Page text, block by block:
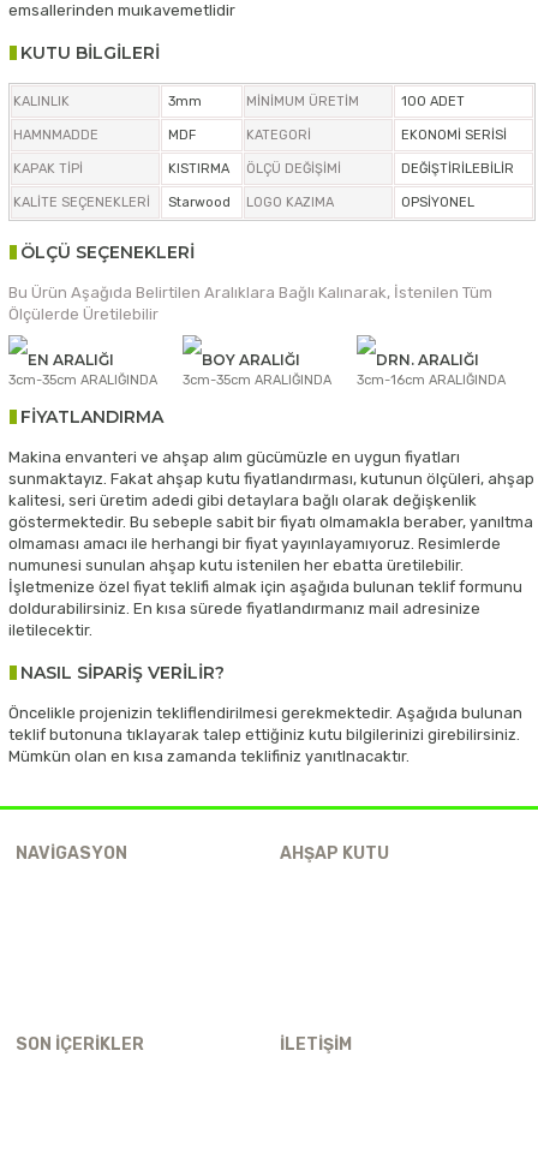
emsallerinden muıkavemetlidir
KUTU BİLGİLERİ
KALINLIK 3mm MİNİMUM ÜRETİM 100 ADET
HAMNMADDE MDF KATEGORİ EKONOMİ SERİSİ
KAPAK TİPİ KISTIRMA ÖLÇÜ DEĞİŞİMİ DEĞİŞTİRİLEBİLİR
KALİTE SEÇENEKLERİ Starwood LOGO KAZIMA OPSİYONEL
ÖLÇÜ SEÇENEKLERİ
Bu Ürün Aşağıda Belirtilen Aralıklara Bağlı Kalınarak, İstenilen Tüm
Ölçülerde Üretilebilir
EN ARALIĞI
3cm-35cm ARALIĞINDA
BOY ARALIĞI
3cm-35cm ARALIĞINDA
DRN. ARALIĞI
3cm-16cm ARALIĞINDA
FİYATLANDIRMA
Makina envanteri ve ahşap alım gücümüzle en uygun fiyatları
sunmaktayız. Fakat ahşap kutu fiyatlandırması, kutunun ölçüleri, ahşap
kalitesi, seri üretim adedi gibi detaylara bağlı olarak değişkenlik
göstermektedir. Bu sebeple sabit bir fiyatı olmamakla beraber, yanıltma
olmaması amacı ile herhangi bir fiyat yayınlayamıyoruz. Resimlerde
numunesi sunulan ahşap kutu istenilen her ebatta üretilebilir.
İşletmenize özel fiyat teklifi almak için aşağıda bulunan teklif formunu
doldurabilirsiniz. En kısa sürede fiyatlandırmanız mail adresinize
iletilecektir.
NASIL SİPARİŞ VERİLİR?
Öncelikle projenizin tekliflendirilmesi gerekmektedir. Aşağıda bulunan
teklif butonuna tıklayarak talep ettiğiniz kutu bilgilerinizi girebilirsiniz.
Mümkün olan en kısa zamanda teklifiniz yanıtlnacaktır.
NAVIGASYON AHŞAP KUTU
SON İÇERIKLER İLETİŞİM